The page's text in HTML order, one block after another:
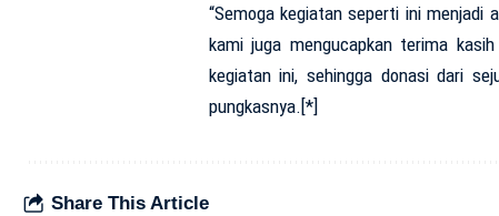
“Semoga kegiatan seperti ini
kami juga mengucapkan terima
kegiatan ini, sehingga donasi dari
pungkasnya.[*]
Share This Article